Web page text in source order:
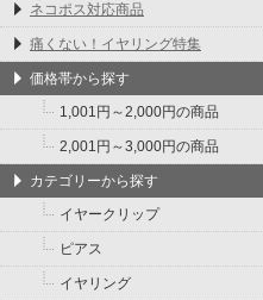
ネコポス対応商品
痛くない！イヤリング特集
価格帯から探す
1,001円～2,000円の商品
2,001円～3,000円の商品
カテゴリーから探す
イヤークリップ
ピアス
イヤリング